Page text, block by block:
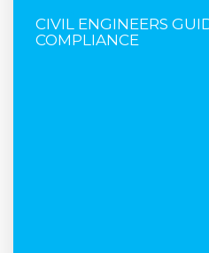
CIVIL ENGINEERS
COMPLIANCE